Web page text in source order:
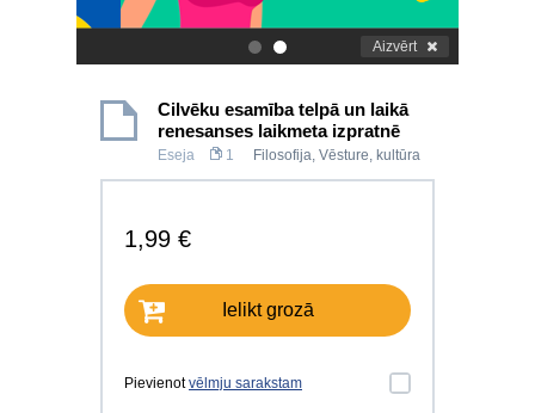
. Aizvērt
Cilvēku esamība telpā un laikā
renesanses laikmeta izpratnē
Eseja 1 Filosofija, Vēsture, kultūra
1,99 €
Ielikt grozā
Pievienotvēlmju sarakstam